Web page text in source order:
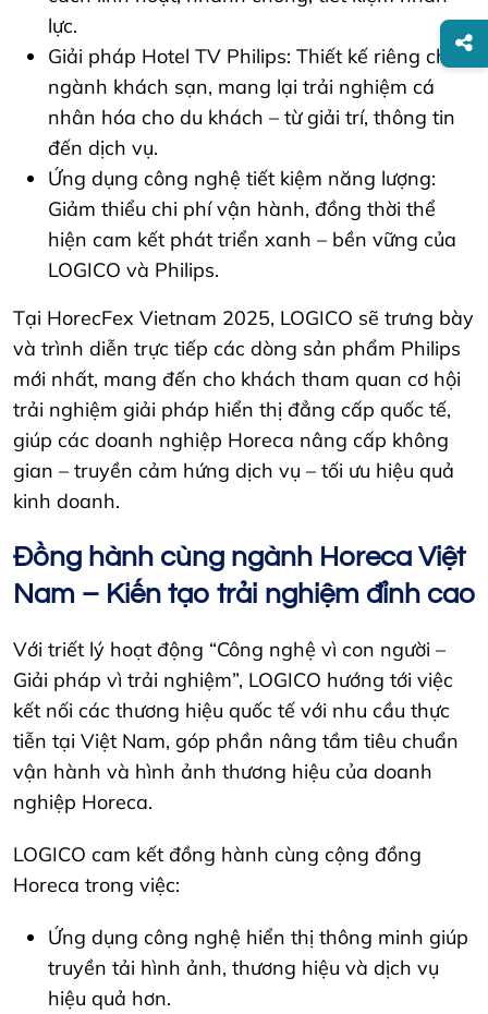
lực.
Giải pháp Hotel TV Philips: Thiết kế riêng cho
ngành khách sạn, mang lại trải nghiệm cá
nhân hóa cho du khách – từ giải trí, thông tin
đến dịch vụ.
Ứng dụng công nghệ tiết kiệm năng lượng:
Giảm thiểu chi phí vận hành, đồng thời thể
hiện cam kết phát triển xanh – bền vững của
LOGICO và Philips.
Tại HorecFex Vietnam 2025, LOGICO sẽ trưng bày
và trình diễn trực tiếp các dòng sản phẩm Philips
mới nhất, mang đến cho khách tham quan cơ hội
trải nghiệm giải pháp hiển thị đẳng cấp quốc tế,
giúp các doanh nghiệp Horeca nâng cấp không
gian – truyền cảm hứng dịch vụ – tối ưu hiệu quả
kinh doanh.
Đồng hành cùng ngành Horeca Việt
Nam – Kiến tạo trải nghiệm đỉnh cao
Với triết lý hoạt động “Công nghệ vì con người –
Giải pháp vì trải nghiệm”, LOGICO hướng tới việc
kết nối các thương hiệu quốc tế với nhu cầu thực
tiễn tại Việt Nam, góp phần nâng tầm tiêu chuẩn
vận hành và hình ảnh thương hiệu của doanh
nghiệp Horeca.
LOGICO cam kết đồng hành cùng cộng đồng
Horeca trong việc:
Ứng dụng công nghệ hiển thị thông minh giúp
truyền tải hình ảnh, thương hiệu và dịch vụ
hiệu quả hơn.